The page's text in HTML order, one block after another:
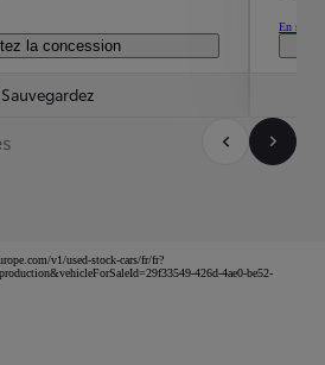
la concession
Sauvegardez
En
v1/used-stock-cars/fr/fr?
426d-4ae0-be52-